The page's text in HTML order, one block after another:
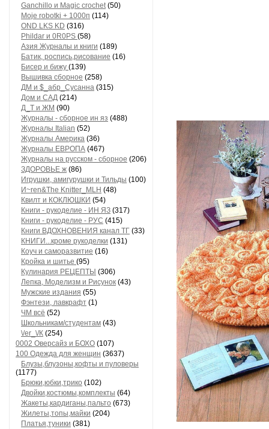
Ganchillo и Magic crochet(50)
Moje robotki + 1000п (114)
OND LKS KD (316)
Phildar и 0R0PS (58)
Азия Журналы и книги (189)
Батик, роспись,рисование (16)
Бисер и бижу (139)
Вышивка сборное (258)
ДМ и $_абр_Сусанна (315)
Дом и САД (214)
Д_Т и ЖМ (90)
Журналы - сборное ин яз (488)
Журналы Italian (52)
Журналы Америка (36)
Журналы ЕВРОПА (467)
Журналы на русском - сборное (206)
ЗДОРОВЬЕ ж (86)
Игрушки, амигурушки и Тильды (100)
И~ren&The Knitter_MLH (48)
Квилт и КОКЛЮШКИ (54)
Книги - рукоделие - ИН ЯЗ (317)
Книги - рукоделие - РУС (415)
Книги ВДОХНОВЕНИЯ канал ТГ (33)
КНИГИ...кроме рукоделки (131)
Коуч и саморазвитие (16)
Кройка и шитье (95)
Кулинария РЕЦЕПТЫ (306)
Лепка, Моделизм и Рисунок (43)
Мужские издания (55)
Фэнтези, лавкрафт (1)
ЧМ всё (52)
Школьникам/студентам (43)
\/еr_\/К (254)
0002 Оверсайз и БОХО (107)
100 Одежда для женщин (3637)
Блузы,блузоны,кофты и пуловеры
(1177)
Брюки,юбки,трико (102)
Двойки,костюмы,комплекты (64)
Жакеты,кардиганы,пальто (673)
Жилеты,топы,майки (204)
Платья,туники (381)